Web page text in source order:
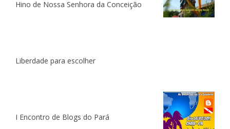
Hino de Nossa Senhora da Conceição
Liberdade para escolher
I Encontro de Blogs do Pará